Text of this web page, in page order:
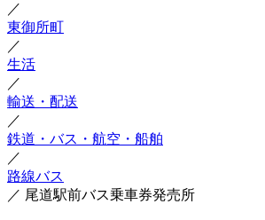
／
東御所町
／
生活
／
輸送・配送
／
鉄道・バス・航空・船舶
／
路線バス
／ 尾道駅前バス乗車券発売所